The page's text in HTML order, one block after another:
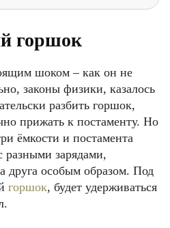
горшок
шоком – как он не
законы физики, казалось
разбить горшок,
прижать к постаменту. Но
ёмкости и постамента
зарядами,
друга особым образом. Под
горшок, будет удерживаться